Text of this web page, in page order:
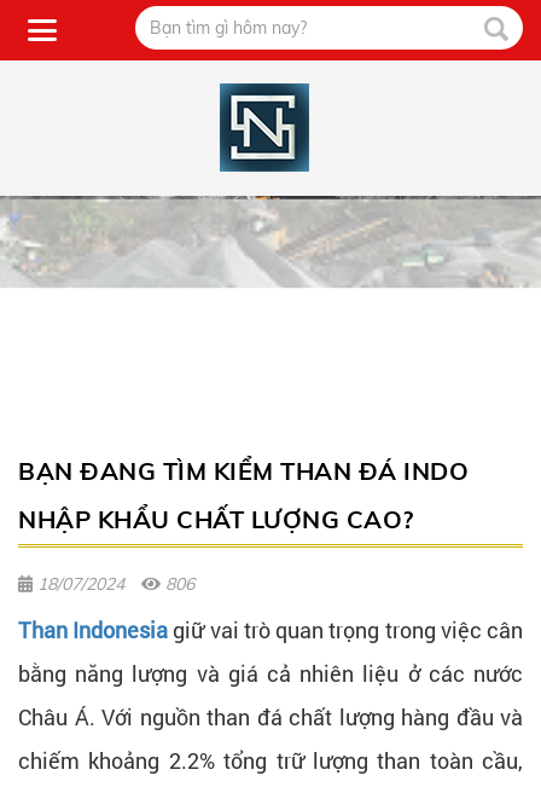
BẠN ĐANG TÌM KIỂM THAN ĐÁ INDO
NHẬP KHẨU CHẤT LƯỢNG CAO?
18/07/2024 806
Than Indonesia giữ vai trò quan trọng trong việc cân
bằng năng lượng và giá cả nhiên liệu ở các nước
Châu Á. Với nguồn than đá chất lượng hàng đầu và
chiếm khoảng 2.2% tổng trữ lượng than toàn cầu,